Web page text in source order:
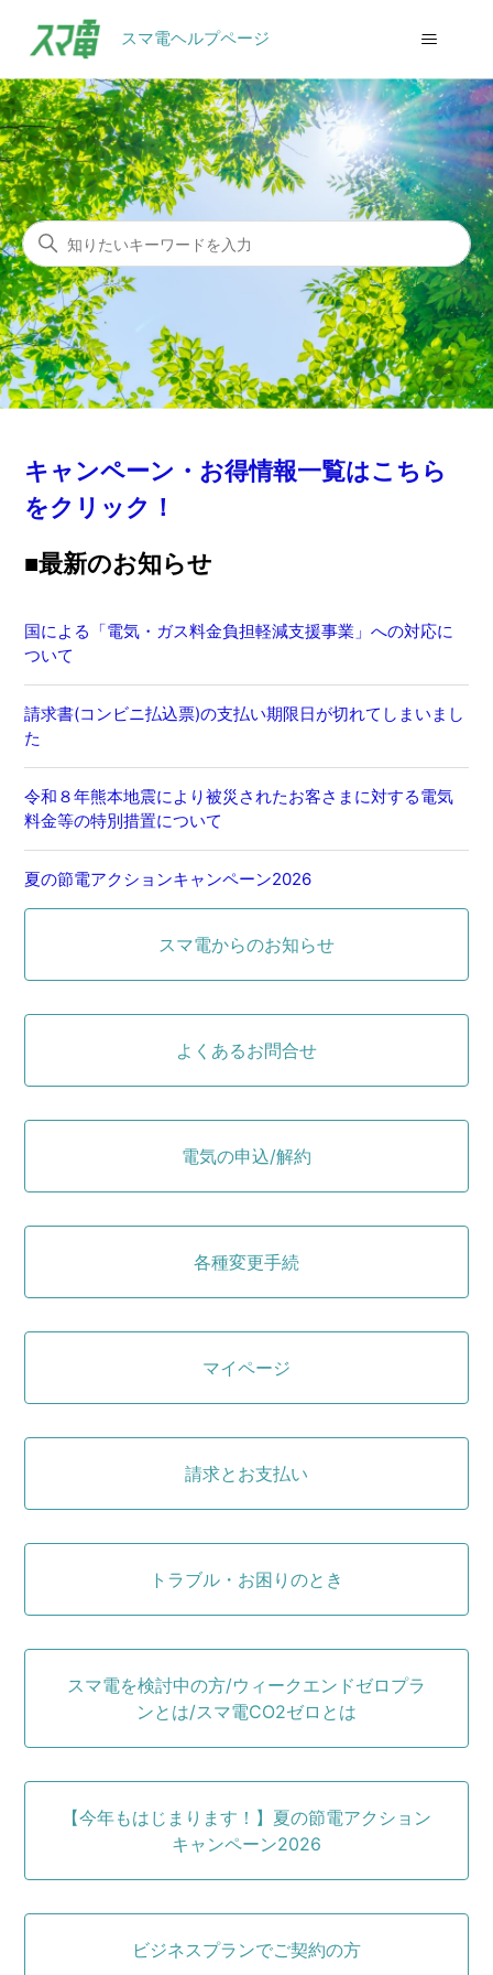
スマ電ヘルプページ
スマ電ヘルプページ
検索
キャンペーン・お得情報一覧はこちら
をクリック！
■最新のお知らせ
国による「電気・ガス料金負担軽減支援事業」への対応に
ついて
請求書(コンビニ払込票)の支払い期限日が切れてしまいまし
た
令和８年熊本地震により被災されたお客さまに対する電気
料金等の特別措置について
夏の節電アクションキャンペーン2026
スマ電からのお知らせ
よくあるお問合せ
電気の申込/解約
各種変更手続
マイページ
請求とお支払い
トラブル・お困りのとき
スマ電を検討中の方/ウィークエンドゼロプラ
ンとは/スマ電CO2ゼロとは
【今年もはじまります！】夏の節電アクション
キャンペーン2026
ビジネスプランでご契約の方